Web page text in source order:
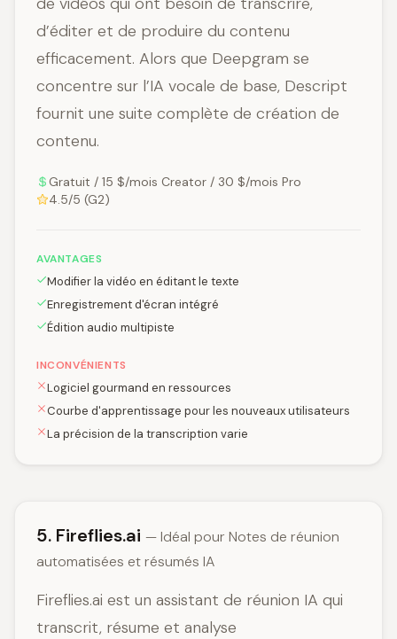
d’éditer et de produire du contenu
efficacement. Alors que Deepgram se
concentre sur l’IA vocale de base, Descript
fournit une suite complète de création de
contenu.
Gratuit / 15 $/mois Creator / 30 $/mois Pro
4.5/5 (G2)
AVANTAGES
Modifier la vidéo en éditant le texte
Enregistrement d'écran intégré
Édition audio multipiste
INCONVÉNIENTS
Logiciel gourmand en ressources
Courbe d'apprentissage pour les nouveaux utilisateurs
La précision de la transcription varie
5. Fireflies.ai — Idéal pour Notes de réunion
automatisées et résumés IA
Fireflies.ai est un assistant de réunion IA qui
transcrit, résume et analyse